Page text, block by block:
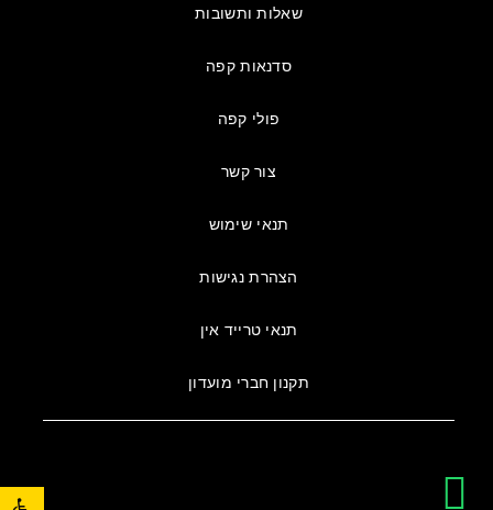
פתח סרגל נגישות
שאלות ותשובות
סדנאות קפה
פולי קפה
צור קשר
תנאי שימוש
הצהרת נגישות
תנאי טרייד אין
תקנון חברי מועדון